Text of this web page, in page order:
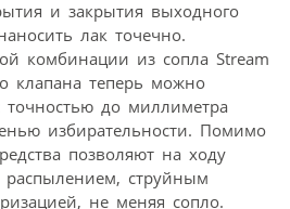
и закрытия выходного
лак точечно.
комбинации из сопла Stream
клапана теперь можно
точностью до миллиметра
избирательности. Помимо
позволяют на ходу
распылением, струйным
не меняя сопло.